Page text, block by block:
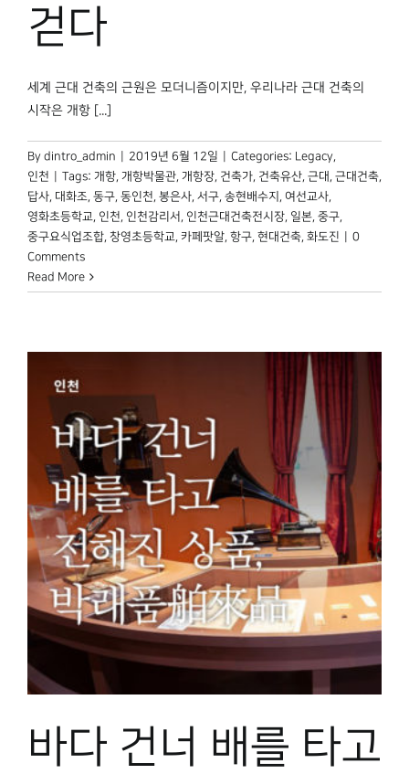
걷다
세계 근대 건축의 근원은 모더니즘이지만, 우리나라 근대 건축의
시작은 개항 [...]
By dintro_admin 2019년 6월 12일 Categories: Legacy
인천
Tags: 개항 개항박물관 개항장 건축가 건축유산 근대 근대건축
답사 대화조 동구 동인천 봉은사 서구 송현배수지 여선교사
영화초등학교
인천 인천감리서 인천근대건축전시장 일본 중구
중구요식업조합 창영초등학교 카페팟알 항구 현대건축 화도진
0
Comments
Read More
바다 건너 배를 타고